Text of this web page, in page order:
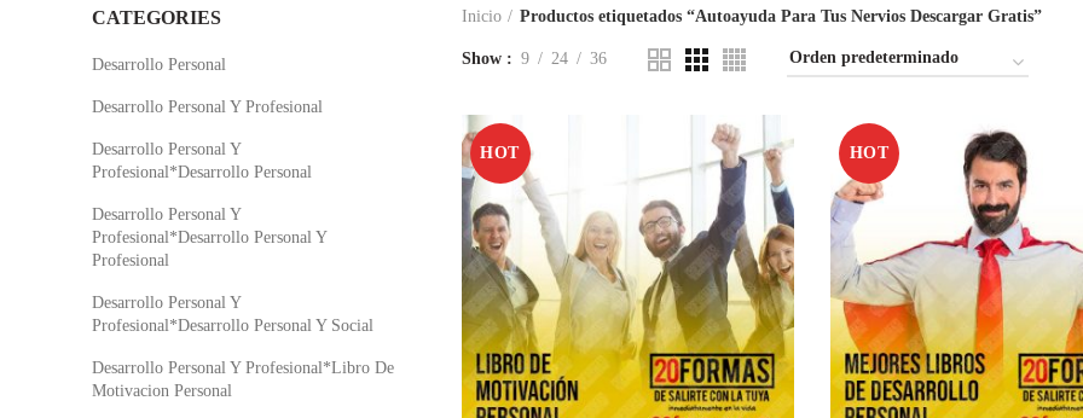
Inicio Productos etiquetados “Autoayuda Para Tus Nervios Descargar Gratis”
Show 9 24 36
HOT HOT
CATEGORIES
Desarrollo Personal
Desarrollo Personal Y Profesional
Desarrollo Personal Y
Profesional*Desarrollo Personal
Desarrollo Personal Y
Profesional*Desarrollo Personal Y
Profesional
Desarrollo Personal Y
Profesional*Desarrollo Personal Y Social
Desarrollo Personal Y Profesional*Libro De
Motivacion Personal